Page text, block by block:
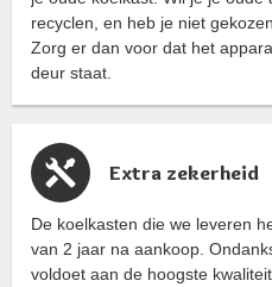
recyclen, en heb je niet
Zorg er dan voor dat het
deur staat.
Extra zekerheid
De koelkasten die we leveren
van 2 jaar na aankoop.
voldoet aan de hoogste